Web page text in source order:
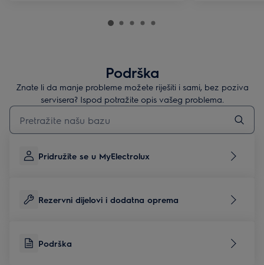
Podrška
Znate li da manje probleme možete riješiti i sami, bez poziva
servisera? Ispod potražite opis vašeg problema.
Upišite za pretraživanje članaka podrške
Pridružite se u MyElectrolux
Rezervni dijelovi i dodatna oprema
Podrška